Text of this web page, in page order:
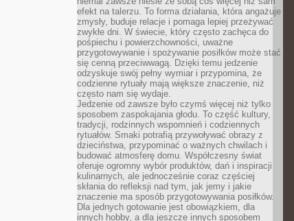
efekt na talerzu. To forma działania, która angażuje
zmysły, buduje relacje i pomaga lepiej przeżywać
zwykłe dni. W świecie, który często zachęca do
pośpiechu i powierzchowności, uważne
przygotowywanie i spożywanie posiłków może stać
się cenną przeciwwagą. Dzięki temu jedzenie
odzyskuje swój pełny wymiar i przypomina, że
codzienne rytuały mają większe znaczenie, niż
często nam się wydaje.
Jedzenie od zawsze było czymś więcej niż tylko
sposobem zaspokajania głodu. To część kultury,
tradycji, rodzinnych wspomnień i codziennych
rytuałów. Smaki potrafią przywoływać obrazy z
dzieciństwa, przypominać o ważnych chwilach i
budować atmosferę domu. Współczesny świat
oferuje ogromny wybór produktów, dań i inspiracji
kulinarnych, ale jednocześnie coraz częściej
skłania do refleksji nad tym, jak jemy i jakie
znaczenie ma sposób przygotowywania posiłków.
Dla jednych gotowanie jest obowiązkiem, dla
innych hobby, a dla jeszcze innych sposobem